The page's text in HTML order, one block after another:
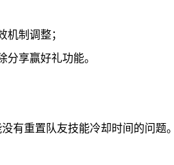
机制调整；
分享赢好礼功能。
有重置队友技能冷却时间的问题